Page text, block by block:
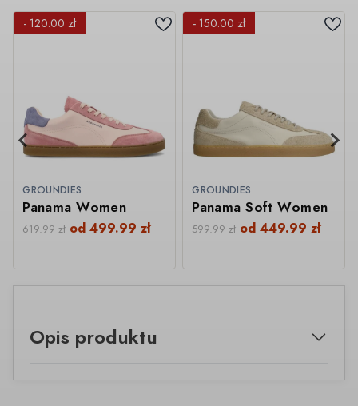
- 120.00 zł
GROUNDIES
Panama Women
619.99zł od499.99zł
- 150.00 zł
GROUNDIES
Panama Soft Women
599.99zł od449.99zł
Opis produktu